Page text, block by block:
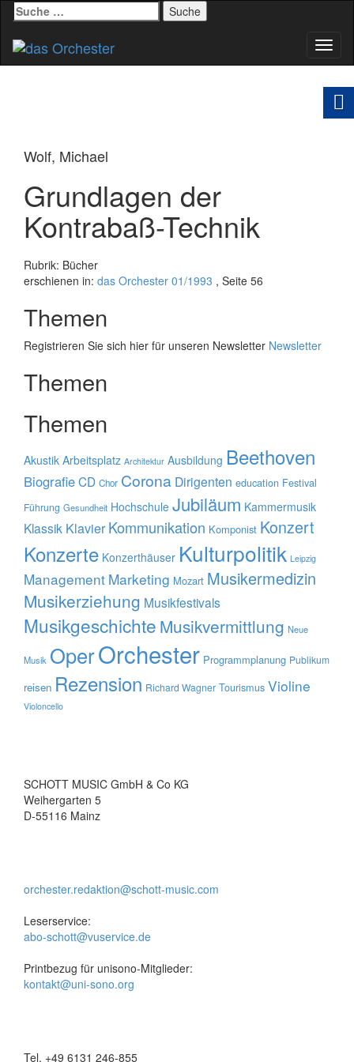
Suche
nach:
Wolf, Michael
Grundlagen der
Kontrabaß-Technik
Rubrik: Bücher
erschienen in: das Orchester 01/1993 , Seite 56
Themen
Registrieren Sie sich hier für unseren Newsletter Newsletter
Themen
Themen
Akustik Arbeitsplatz Architektur Ausbildung Beethoven
BiografieCD Chor Corona Dirigenten education Festival
Führung Gesundheit Hochschule Jubiläum Kammermusik
Klassik Klavier Kommunikation Komponist Konzert
Konzerte Konzerthäuser Kulturpolitik Leipzig
Management Marketing Mozart Musikermedizin
Musikerziehung Musikfestivals
Musikgeschichte Musikvermittlung Neue
Musik OperOrchester Programmplanung Publikum
reisen Rezension Richard Wagner Tourismus Violine
Violoncello
SCHOTT MUSIC GmbH & Co KG
Weihergarten 5
D-55116 Mainz
orchester.redaktion@schott-music.com
Leserservice:
abo-schott@vuservice.de
Printbezug für unisono-Mitglieder:
kontakt@uni-sono.org
Tel. +49 6131 246-855